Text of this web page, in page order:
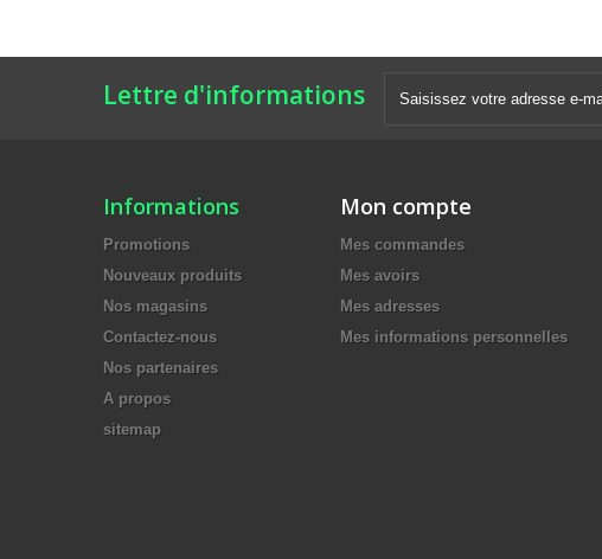
Lettre d'informations
Informations
Promotions
Nouveaux produits
Nos magasins
Contactez-nous
Nos partenaires
A propos
sitemap
Mon compte
Mes commandes
Mes avoirs
Mes adresses
Mes informations personnelles